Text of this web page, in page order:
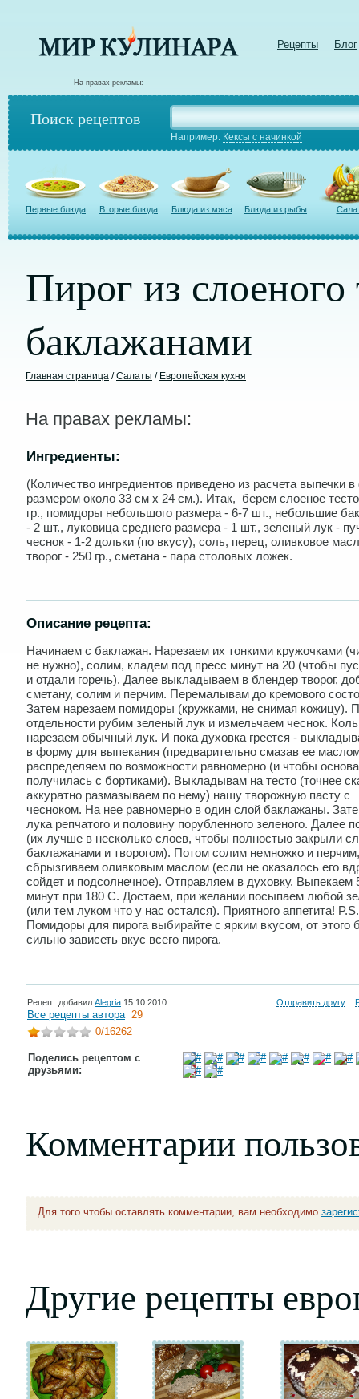
Рецепты Блог
На правах рекламы:
Поиск рецептов
Например: Кексы с начинкой
Первые блюда Вторые блюда Блюда из мяса Блюда из рыбы
Пирог из
баклажанами
Главная страница /Салаты / Европейская кухня
На правах рекламы:
Ингредиенты:
(Количество ингредиентов приведено из расчета выпечки
размером около 33 см х 24 см.). Итак, берем слоеное
гр., помидоры небольшого размера - 6-7 шт., небольшие
- 2 шт., луковица среднего размера - 1 шт., зеленый лук -
чеснок - 1-2 дольки (по вкусу), соль, перец, оливковое
творог - 250 гр., сметана - пара столовых ложек.
Описание рецепта:
Начинаем с баклажан. Нарезаем их тонкими кружочками
не нужно), солим, кладем под пресс минут на 20 (чтобы
и отдали горечь). Далее выкладываем в блендер творог,
сметану, солим и перчим. Перемалывам до кремового
Затем нарезаем помидоры (кружками, не снимая кожицу).
отдельности рубим зеленый лук и измельчаем чеснок.
нарезаем обычный лук. И пока духовка греется -
в форму для выпекания (предварительно смазав ее
распределяем по возможности равномерно (и чтобы основа
получилась с бортиками). Выкладывам на тесто (точнее
аккуратно размазываем по нему) нашу творожную пасту с
чесноком. На нее равномерно в один слой баклажаны.
лука репчатого и половину порубленного зеленого. Далее
(их лучше в несколько слоев, чтобы полностью закрыли
баклажанами и творогом). Потом солим немножко и перчим,
сбрызгиваем оливковым маслом (если не оказалось его
сойдет и подсолнечное). Отправляем в духовку. Выпекаем
минут при 180 С. Достаем, при желании посыпаем любой
(или тем луком что у нас остался). Приятного аппетита! P.S.
Помидоры для пирога выбирайте с ярким вкусом, от этого
сильно зависеть вкус всего пирога.
Рецепт добавил Alegria 15.10.2010 Отправить другу
Все рецепты автора 29
0/16262
Поделись рецептом с
друзьями:
Комментарии
Для того чтобы оставлять комментарии, вам необходимо
Другие рецепты